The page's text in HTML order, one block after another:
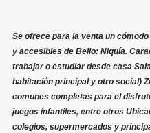
Se ofrece para la venta un
y accesibles de Bello: Niquía.
trabajar o estudiar desde casa
habitación principal y otro social)
comunes completas para el
juegos infantiles, entre otros
colegios, supermercados y